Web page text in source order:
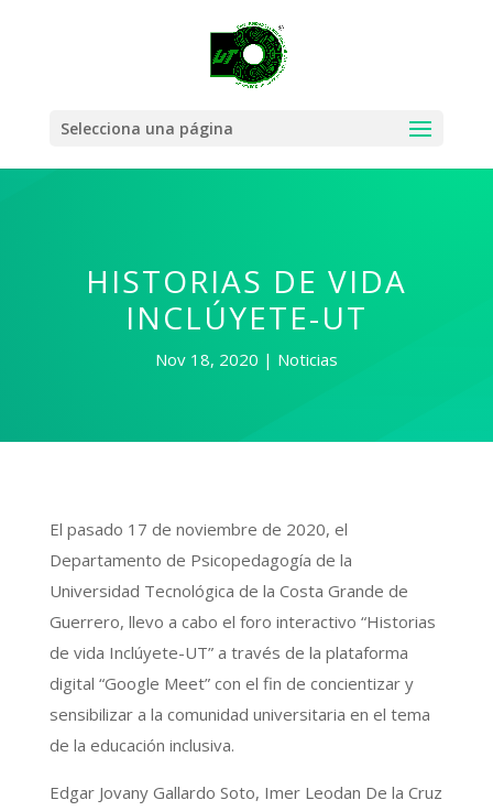
Selecciona una página
HISTORIAS DE VIDA
INCLÚYETE-UT
Nov 18, 2020 Noticias
El pasado 17 de noviembre de 2020, el
Departamento de Psicopedagogía de la
Universidad Tecnológica de la Costa Grande de
Guerrero, llevo a cabo el foro interactivo “Historias
de vida Inclúyete-UT” a través de la plataforma
digital “Google Meet” con el fin de concientizar y
sensibilizar a la comunidad universitaria en el tema
de la educación inclusiva.
Edgar Jovany Gallardo Soto, Imer Leodan De la Cruz